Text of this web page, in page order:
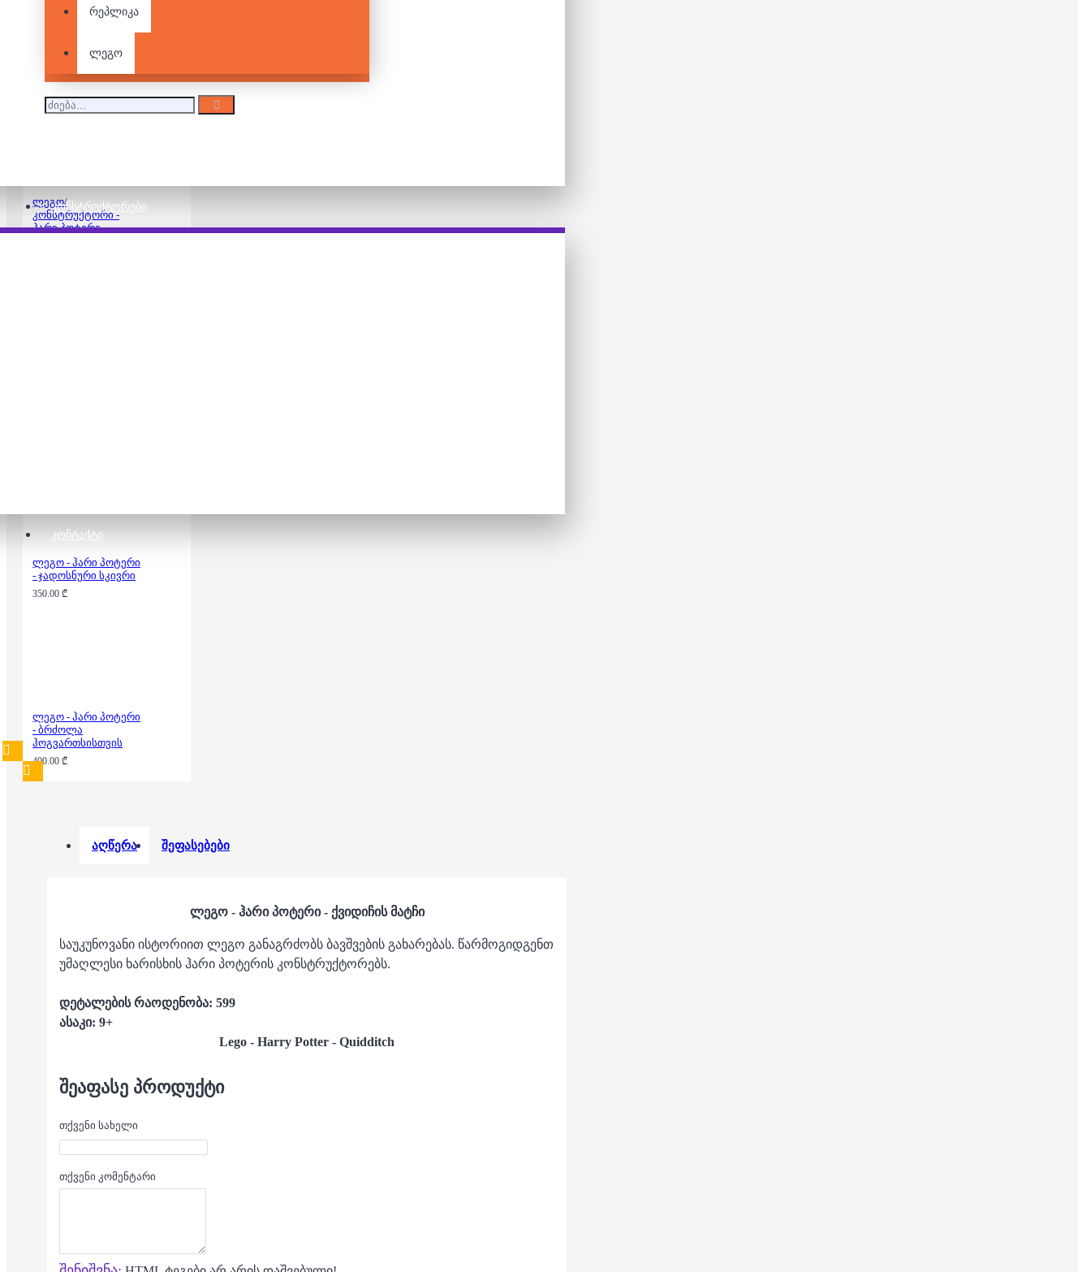
ᲙᲝᲜᲡᲢᲠᲣᲥᲢᲝᲠᲔᲑᲘ
ᲙᲝᲜᲢᲐᲥᲢᲘ
რეპლიკა
ლეგო
ჰარი პოტერი -
ჰოგვართსის ტირიფი
ლეგო/
კონსტრუქტორი -
ჰარი პოტერი -
ლეგო - ჰარი პოტერი
- ჯადოსნური სკივრი
350.00 ₾
ლეგო - ჰარი პოტერი
- ბრძოლა
ჰოგვართსისთვის
400.00 ₾
აღწერა შეფასებები
ლეგო - ჰარი პოტერი - ქვიდიჩის მატჩი
საუკუნოვანი ისტორიით ლეგო განაგრძობს ბავშვების გახარებას. წარმოგიდგენთ
უმაღლესი ხარისხის ჰარი პოტერის კონსტრუქტორებს.
დეტალების რაოდენობა: 599
ასაკი: 9+
Lego - Harry Potter - Quidditch
ᲨᲔᲐᲤᲐᲡᲔ ᲞᲠᲝᲓᲣᲥᲢᲘ
თქვენი სახელი
თქვენი კომენტარი